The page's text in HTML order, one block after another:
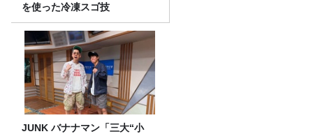
を使った冷凍スゴ技
JUNK バナナマン「三大“小